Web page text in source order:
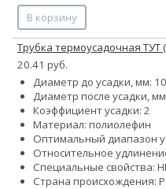
В корзину
Трубка термоусадочная ТУТ
20.41 руб.
Диаметр до усадки, мм: 10
Диаметр после усадки,
Коэффициент усадки: 2
Материал: полиолефин
Оптимальный диапазон
Относительное
Специальные свойства:
Страна происхождения: